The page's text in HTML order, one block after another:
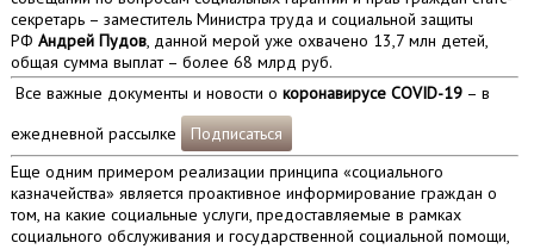
секретарь – заместитель Министра труда и социальной защиты
РФ Андрей Пудов, данной мерой уже охвачено 13,7 млн детей,
общая сумма выплат – более 68 млрд руб.
Все важные документы и новости о коронавирусе COVID-19– в
ежедневной рассылке
Подписаться
Еще одним примером реализации принципа «социального
казначейства» является проактивное информирование граждан о
том, на какие социальные услуги, предоставляемые в рамках
социального обслуживания и государственной социальной помощи,